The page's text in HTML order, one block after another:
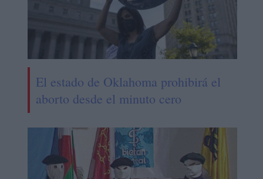
El estado de Oklahoma prohibirá el
aborto desde el minuto cero